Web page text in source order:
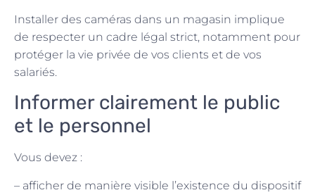
Installer des caméras dans un magasin implique
de respecter un cadre légal strict, notamment pour
protéger la vie privée de vos clients et de vos
salariés.
Informer clairement le public
et le personnel
Vous devez :
– afficher de manière visible l’existence du dispositif